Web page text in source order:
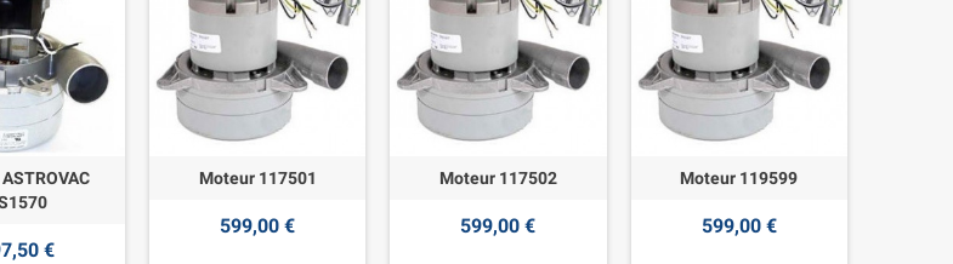
€
Moteur 117501
599,00 €
Moteur 117502
599,00 €
Moteur 119599
599,00 €